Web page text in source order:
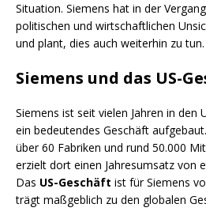
Situation. Siemens hat in der
politischen und wirtschaftlichen
und plant, dies auch weiterhin zu tun.
Siemens und das US-
Siemens ist seit vielen Jahren in den
ein bedeutendes Geschäft
über 60 Fabriken und rund 50.000
erzielt dort einen Jahresumsatz von
Das US-Geschäft ist für Siemens
trägt maßgeblich zu den globalen